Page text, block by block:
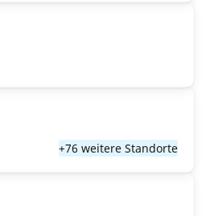
+76 weitere Standorte